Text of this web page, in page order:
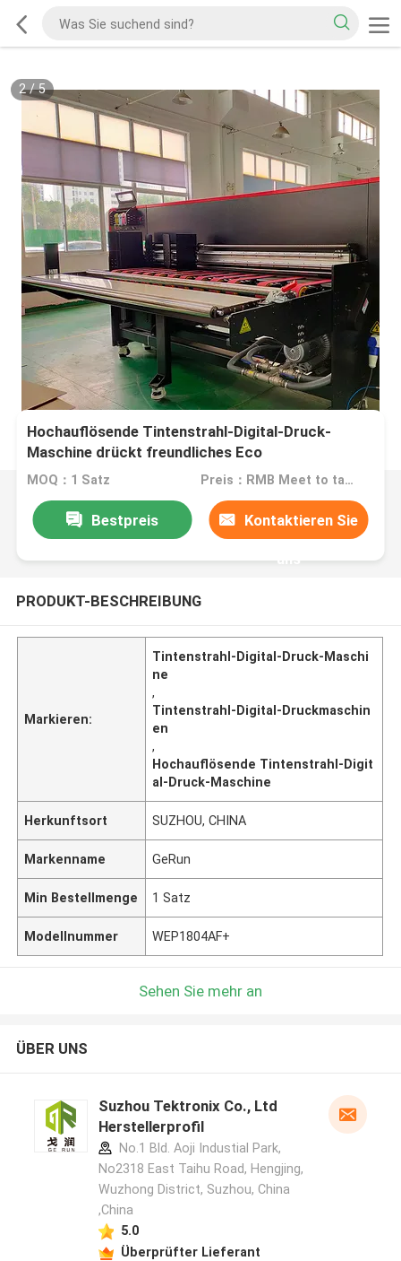
2/5
Hochauflösende Tintenstrahl-Digital-Druck-
Maschine drückt freundliches Eco
MOQ：1 Satz Preis：RMB Meet to talk about
Bestpreis Kontaktieren Sie
uns
PRODUKT-BESCHREIBUNG
Markieren:
Tintenstrahl-Digital-Druck-Maschi
ne
,
Tintenstrahl-Digital-Druckmaschin
en
,
Hochauflösende Tintenstrahl-Digit
al-Druck-Maschine
Herkunftsort SUZHOU, CHINA
Markenname GeRun
Min Bestellmenge 1 Satz
Modellnummer WEP1804AF+
Sehen Sie mehr an
ÜBER UNS
Suzhou Tektronix Co., Ltd
Herstellerprofil
No.1 Bld. Aoji Industial Park,
No2318 East Taihu Road, Hengjing,
Wuzhong District, Suzhou, China
,China
5.0
Überprüfter Lieferant